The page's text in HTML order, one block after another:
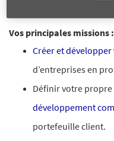
Vos principales missions :
Créer et
d’entreprises en
Définir votre propre
développement
portefeuille client.